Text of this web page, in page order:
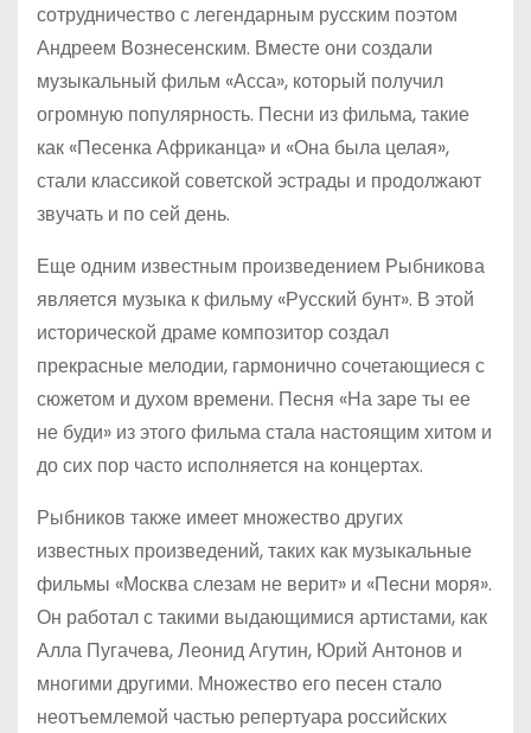
сотрудничество с легендарным русским поэтом
Андреем Вознесенским. Вместе они создали
музыкальный фильм «Асса», который получил
огромную популярность. Песни из фильма, такие
как «Песенка Африканца» и «Она была целая»,
стали классикой советской эстрады и продолжают
звучать и по сей день.
Еще одним известным произведением Рыбникова
является музыка к фильму «Русский бунт». В этой
исторической драме композитор создал
прекрасные мелодии, гармонично сочетающиеся с
сюжетом и духом времени. Песня «На заре ты ее
не буди» из этого фильма стала настоящим хитом и
до сих пор часто исполняется на концертах.
Рыбников также имеет множество других
известных произведений, таких как музыкальные
фильмы «Москва слезам не верит» и «Песни моря».
Он работал с такими выдающимися артистами, как
Алла Пугачева, Леонид Агутин, Юрий Антонов и
многими другими. Множество его песен стало
неотъемлемой частью репертуара российских